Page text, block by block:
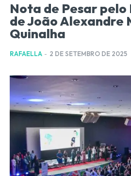
Nota de Pesar
de João Alexandre
Quinalha
RAFAELLA - 2 DE SETEMBRO DE 2025